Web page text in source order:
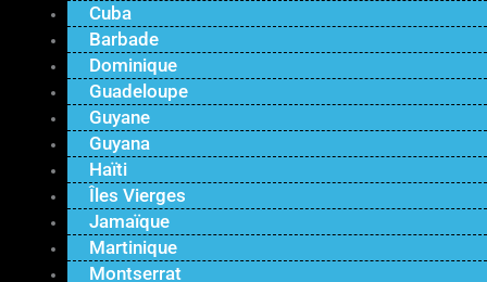
Cuba
Barbade
Dominique
Guadeloupe
Guyane
Guyana
Haïti
Îles Vierges
Jamaïque
Martinique
Montserrat